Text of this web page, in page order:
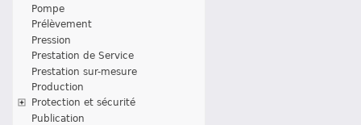
Pompe
Prélèvement
Pression
Prestation de Service
Prestation sur-mesure
Production
Protection et sécurité
Publication